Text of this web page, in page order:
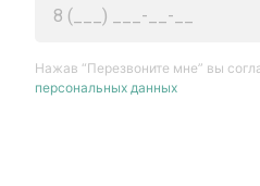
Нажав “Перезвоните мне” вы
персональных данных